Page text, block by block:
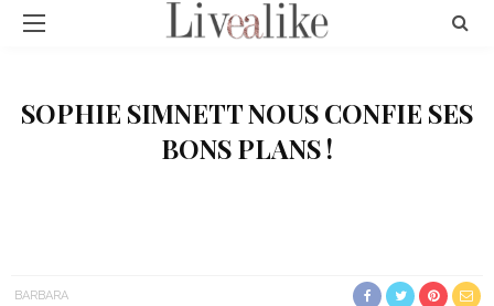
SOPHIE SIMNETT NOUS CONFIE SES
BONS PLANS !
BARBARA